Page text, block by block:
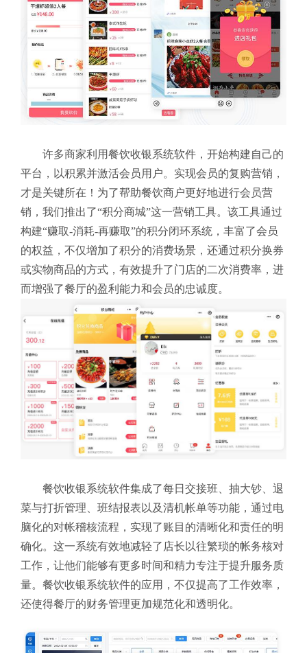
许多商家利用餐饮收银系统软件，开始构建自己的
平台，以积累并激活会员用户。实现会员的复购营销，
才是关键所在！为了帮助餐饮商户更好地进行会员营
销，我们推出了“积分商城”这一营销工具。该工具通过
构建“赚取-消耗-再赚取”的积分闭环系统，丰富了会员
的权益，不仅增加了积分的消费场景，还通过积分换券
或实物商品的方式，有效提升了门店的二次消费率，进
而增强了餐厅的盈利能力和会员的忠诚度。
餐饮收银系统软件集成了每日交接班、抽大钞、退
菜与打折管理、班结报表以及清机帐单等功能，通过电
脑化的对帐稽核流程，实现了账目的清晰化和责任的明
确化。这一系统有效地减轻了店长以往繁琐的帐务核对
工作，让他们能够有更多时间和精力专注于提升服务质
量。餐饮收银系统软件的应用，不仅提高了工作效率，
还使得餐厅的财务管理更加规范化和透明化。